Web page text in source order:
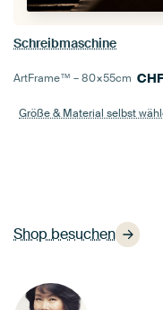
Shop besuchen
Schreibmaschine
ArtFrame™ –80×55cm CHF
Größe & Material selbst